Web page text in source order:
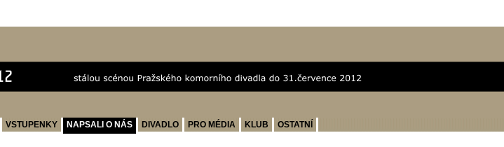
VSTUPENKY NAPSALI O NÁS DIVADLO PRO MÉDIA KLUB
OSTATNÍ